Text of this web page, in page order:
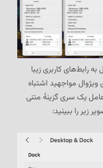
رابط‌های کاربری زیبا
ویژوال مواجهید اشتباه
یک سری گزینهٔ متنی
زیر را ببینید: